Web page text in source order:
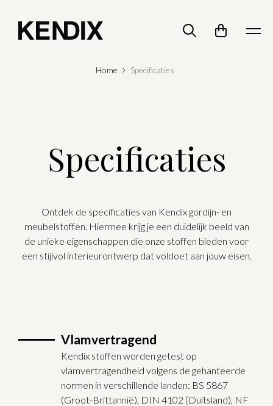
Home Specificaties
Specificaties
Ontdek de specificaties van Kendix gordijn- en
meubelstoffen. Hiermee krijg je een duidelijk beeld van
de unieke eigenschappen die onze stoffen bieden voor
een stijlvol interieurontwerp dat voldoet aan jouw eisen.
Vlamvertragend
Kendix stoffen worden getest op
vlamvertragendheid volgens de gehanteerde
normen in verschillende landen: BS 5867
(Groot-Brittannië), DIN 4102 (Duitsland), NF